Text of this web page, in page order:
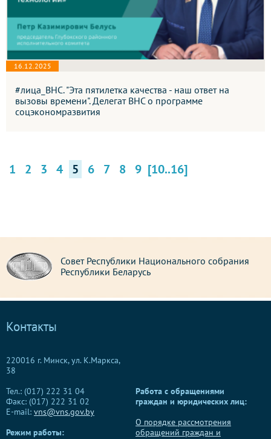
16.12.2025
#лица_ВНС. "Эта пятилетка качества - наш ответ на
вызовы времени". Делегат ВНС о программе
соцэкономразвития
1 2 3 4 5 6 7 8 9 [10..16]
Совет Республики Национального собрания
Республики Беларусь
Контакты
220016 г. Минск, ул. К.Маркса,
38
Тел.: (017) 222 31 04
Факс: (017) 222 31 02
E-mail: vns@vns.gov.by
Режим работы:
Работа с обращениями
граждан и юридических лиц:
О порядке рассмотрения
обращений граждан и